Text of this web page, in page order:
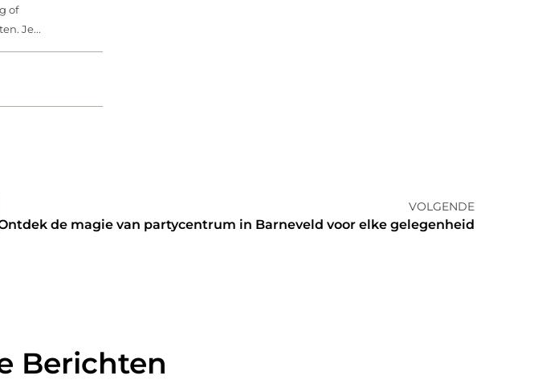
of
Je...
VOLGENDE
de magie van partycentrum in Barneveld voor elke gelegenheid
Berichten